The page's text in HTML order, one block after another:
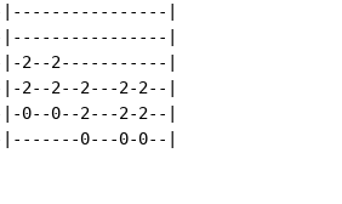
|
|----------------|
2--2-----------|
2--2--2---2-2--|
0--0--2---2-2--|
0---0-0--|